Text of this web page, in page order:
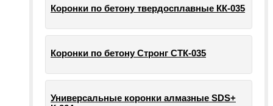
Коронки по бетону твердосплавные КК-035
Коронки по бетону Стронг СТК-035
Универсальные коронки алмазные SDS+